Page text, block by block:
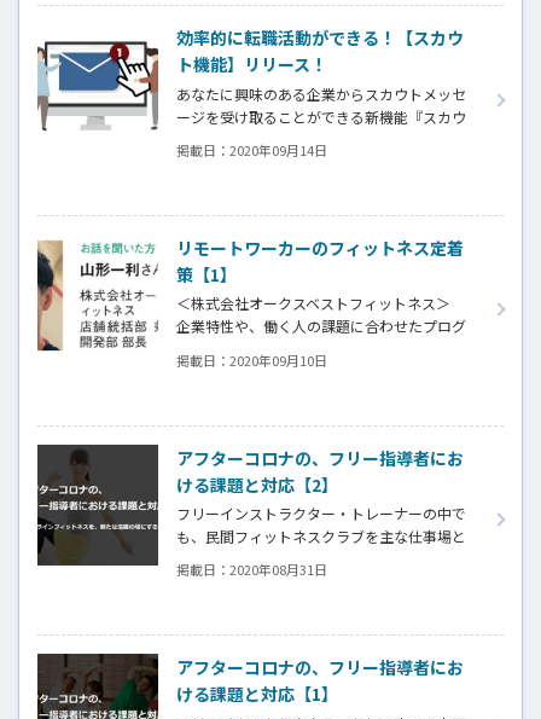
効率的に転職活動ができる！【スカウ
ト機能】リリース！
あなたに興味のある企業からスカウトメッセ
ージを受け取ることができる新機能『スカウ
ト機能』が2020年9月にリリース！
3ステップ登録で、今すぐ登録可能。登録方法
掲載日： 2020年09月14日
リモートワーカーのフィットネス定着
策【1】
＜株式会社オークスベストフィットネス＞
企業特性や、働く人の課題に合わせたプログ
ラムとグループで達成目指すプログラムでオン
ラインレッスンの継続参加を促す
掲載日： 2020年09月10日
アフターコロナの、フリー指導者にお
ける課題と対応【2】
フリーインストラクター・トレーナーの中で
も、民間フィットネスクラブを主な仕事場と
しているグループレッスン指導者が、今回最も
大きい影響を受けたが、活動自粛期間中に、
り、指導者にとっては新たなチャンスも見え始
めている。
掲載日： 2020年08月31日
アフターコロナの、フリー指導者にお
ける課題と対応【1】